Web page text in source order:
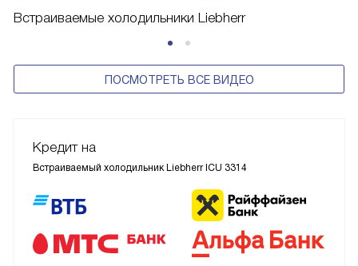
Встраиваемые холодильники Liebherr
ПОСМОТРЕТЬ ВСЕ ВИДЕО
Кредит на
Встраиваемый холодильник Liebherr ICU 3314